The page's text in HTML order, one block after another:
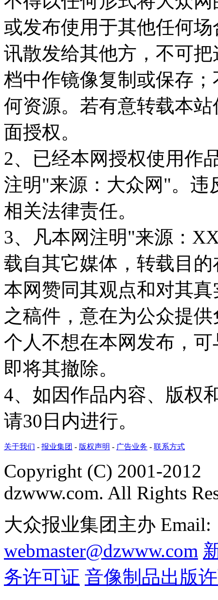
或发布使用于其他任何
讯散发给其他方，不可
档中作镜像复制或保存
何资源。若有意转载本
面授权。
2、已经本网授权使用作
注明"来源：大众网"。违
相关法律责任。
3、凡本网注明"来源：
载自其它媒体，转载目
本网赞同其观点和对其
之稿件，意在为公众提
个人不想在本网发布，
即将其撤除。
4、如因作品内容、版权
请30日内进行。
关于我们 - 报业集团 - 版权声明 - 广告业务 - 联系方式
Copyright (C) 2001-2012
dzwww.com. All Rights
大众报业集团主办 Email:
webmaster@dzwww.com
务许可证 音像制品出版